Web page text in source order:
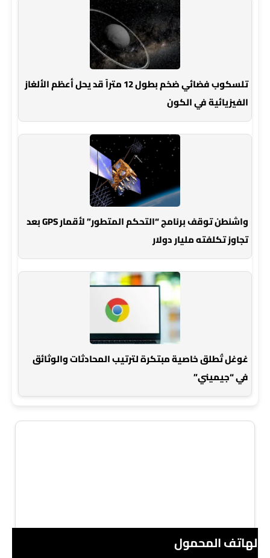
تلسكوب فضائي ضخم بطول 12 متراً قد يحل أعظم الألغاز
الفيزيائية في الكون
واشنطن توقف برنامج “التحكم المتطور” لأقمار GPS بعد
تجاوز تكلفته مليار دولار
غوغل تُطلق خاصية مبتكرة لترتيب المحادثات والوثائق
في “جيميني”
الهاتف المحمول